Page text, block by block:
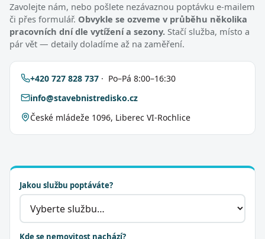
Zavolejte nám, nebo pošlete nezávaznou poptávku e-mailem
či přes formulář. Obvykle se ozveme v průběhu několika
pracovních dní dle vytížení a sezony. Stačí služba, místo a
pár vět — detaily doladíme až na zaměření.
+420 727 828 737 · Po–Pá 8:00–16:30
info@stavebnistredisko.cz
České mládeže 1096, Liberec VI-Rochlice
Jakou službu poptáváte?
Kde se nemovitost nachází?